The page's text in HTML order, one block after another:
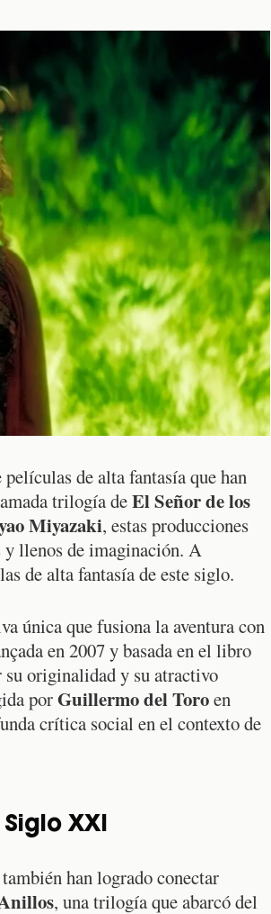
de alta fantasía que han
trilogía deEl Señor de los
Miyazaki, estas producciones
y llenos de imaginación. A
de alta fantasía de este siglo.
única que fusiona la aventura con
en 2007 y basada en el libro
originalidad y su atractivo
porGuillermo del Toroen
crítica social en el contexto de
XXI
han logrado conectar
, una trilogía que abarcó del